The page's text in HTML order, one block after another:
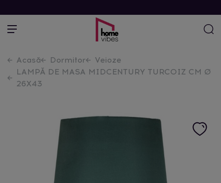
Acasă Dormitor
Veioze
LAMPĂ DE MASA MIDCENTURY TURCOIZ CM Ø
26X43